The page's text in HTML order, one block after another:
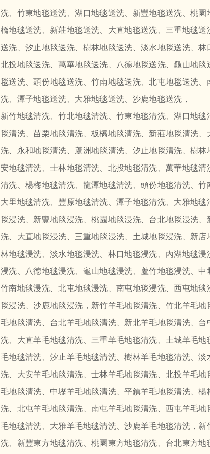
洗、竹東地毯送洗、湖口地毯送洗、新豐地毯送洗、桃
橋地毯送洗、新莊地毯送洗、大直地毯送洗、三重地毯
送洗、汐止地毯送洗、樹林地毯送洗、淡水地毯送洗、
北投地毯送洗、萬華地毯送洗、八德地毯送洗、龜山地
毯送洗、頭份地毯送洗、竹南地毯送洗、北屯地毯送洗
洗、潭子地毯送洗、大雅地毯送洗、沙鹿地毯送洗，
新竹地毯清洗、竹北地毯清洗、竹東地毯清洗、湖口地
毯清洗、苗栗地毯清洗、板橋地毯清洗、新莊地毯清洗
洗、永和地毯清洗、蘆洲地毯清洗、汐止地毯清洗、樹
安地毯清洗、士林地毯清洗、北投地毯清洗、萬華地毯
清洗、楊梅地毯清洗、龍潭地毯清洗、頭份地毯清洗、
大里地毯清洗、豐原地毯清洗、潭子地毯清洗、大雅地
毯浸洗、新豐地毯浸洗、桃園地毯浸洗、台北地毯浸洗
洗、大直地毯浸洗、三重地毯浸洗、土城地毯浸洗、新
林地毯浸洗、淡水地毯浸洗、林口地毯浸洗、內湖地毯
浸洗、八德地毯浸洗、龜山地毯浸洗、蘆竹地毯浸洗、
竹南地毯浸洗、北屯地毯浸洗、南屯地毯浸洗、西屯地
毯浸洗、沙鹿地毯浸洗，新竹羊毛地毯清洗、竹北羊毛
毛地毯清洗、台北羊毛地毯清洗、新北羊毛地毯清洗、
洗、大直羊毛地毯清洗、三重羊毛地毯清洗、土城羊毛
毛地毯清洗、汐止羊毛地毯清洗、樹林羊毛地毯清洗、
洗、大安羊毛地毯清洗、士林羊毛地毯清洗、北投羊毛
毛地毯清洗、中壢羊毛地毯清洗、平鎮羊毛地毯清洗、
洗、北屯羊毛地毯清洗、南屯羊毛地毯清洗、西屯羊毛
毛地毯清洗、大雅羊毛地毯清洗、沙鹿羊毛地毯清洗，
洗、新豐東方地毯清洗、桃園東方地毯清洗、台北東方